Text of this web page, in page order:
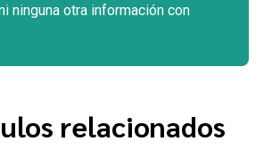
ninguna otra información con
relacionados